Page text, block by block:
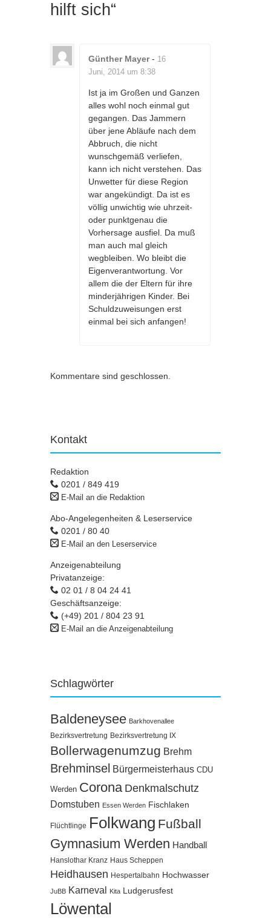
hilft sich“
Günther Mayer- 16
Juni, 2014 um 8:38
Ist ja im Großen und Ganzen
alles wohl noch einmal gut
gegangen. Das Jammern
über jene Abläufe nach dem
Abbruch, die nicht
wunschgemäß verliefen,
kann ich nicht verstehen. Das
Unwetter für diese Region
war angekündigt. Da ist es
völlig unwichtig wie uhrzeit-
oder punktgenau die
Vorhersage ausfiel. Da muß
man auch mal gleich
wegbleiben. Wo bleibt die
Eigenverantwortung. Vor
allem die der Eltern für ihre
minderjährigen Kinder. Bei
Schuldzuweisungen erst
einmal bei sich anfangen!
Kommentare sind geschlossen.
Kontakt
Redaktion
0201 / 849 419
E-Mail an die Redaktion
Abo-Angelegenheiten & Leserservice
0201 / 80 40
E-Mail an den Leserservice
Anzeigenabteilung
Privatanzeige:
02 01 / 8 04 24 41
Geschäftsanzeige:
(+49) 201 / 804 23 91
E-Mail an die Anzeigenabteilung
Schlagwörter
Baldeneysee Barkhovenallee
Bezirksvertretung Bezirksvertretung IX
Bollerwagenumzug Brehm
Brehminsel Bürgermeisterhaus CDU
Werden Corona Denkmalschutz
Domstuben Essen Werden Fischlaken
Flüchtlinge Folkwang Fußball
Gymnasium Werden Handball
Hanslothar Kranz Haus Scheppen
Heidhausen Hespertalbahn Hochwasser
JuBB Karneval Kita Ludgerusfest
Löwental